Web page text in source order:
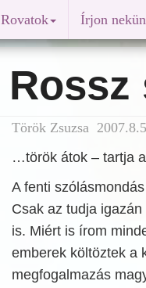
Rovatok Írjon
Török Zsuzsa
…török átok – tartja
A fenti
Csak az tudja
is. Miért is írom
emberek költöztek a
megfogalmazás